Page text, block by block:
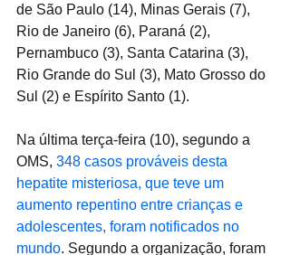
de São Paulo (14), Minas Gerais (7),
Rio de Janeiro (6), Paraná (2),
Pernambuco (3), Santa Catarina (3),
Rio Grande do Sul (3), Mato Grosso do
Sul (2) e Espírito Santo (1).
Na última terça-feira (10), segundo a
OMS, 348 casos prováveis desta
hepatite misteriosa, que teve um
aumento repentino entre crianças e
adolescentes, foram notificados no
mundo. Segundo a organização, foram